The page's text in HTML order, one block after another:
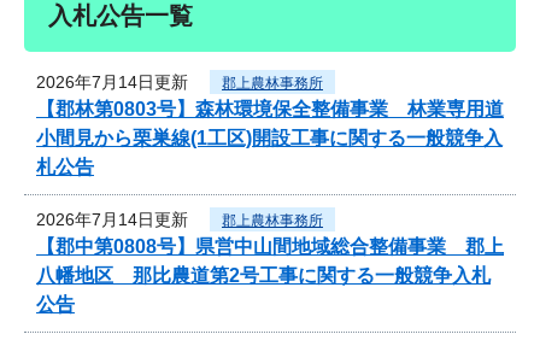
入札公告一覧
2026年7月14日更新 郡上農林事務所
【郡林第0803号】森林環境保全整備事業 林業専用道
小間見から栗巣線(1工区)開設工事に関する一般競争入
札公告
2026年7月14日更新 郡上農林事務所
【郡中第0808号】県営中山間地域総合整備事業 郡上
八幡地区 那比農道第2号工事に関する一般競争入札
公告